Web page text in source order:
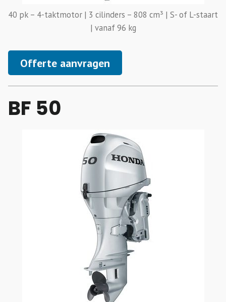
40 pk – 4-taktmotor | 3 cilinders – 808 cm³ | S- of L-staart
| vanaf 96 kg
Offerte aanvragen
BF 50